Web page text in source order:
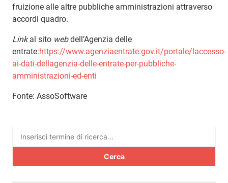
fruizione alle altre pubbliche amministrazioni attraverso
accordi quadro.
Linkal sito webdell’Agenzia delle
entrate:https://www.agenziaentrate.gov.it/portale/laccesso-
ai-dati-dellagenzia-delle-entrate-per-pubbliche-
amministrazioni-ed-enti
Fonte: AssoSoftware
Ricerca